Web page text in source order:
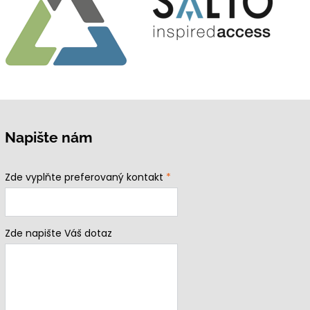
Napište nám
Zde vyplňte preferovaný kontakt *
Zde napište Váš dotaz